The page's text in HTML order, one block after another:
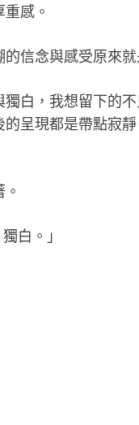
重感。
的信念與感受原來
獨白，我想留下的
的呈現都是帶點寂
白。」